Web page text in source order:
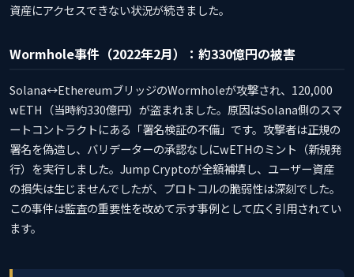
資産にアクセスできない状況が続きました。
Wormhole事件（2022年2月）：約330億円の被害
Solana↔EthereumブリッジのWormholeが攻撃され、120,000
wETH（当時約330億円）が盗まれました。原因はSolana側のスマ
ートコントラクトにある「署名検証の不備」です。攻撃者は正規の
署名を偽造し、バリデーターの承認なしにwETHのミント（新規発
行）を実行しました。Jump Cryptoが全額補填し、ユーザー資産
の損失は生じませんでしたが、プロトコルの脆弱性は深刻でした。
この事件は監査の重要性を改めて示す事例として広く引用されてい
ます。